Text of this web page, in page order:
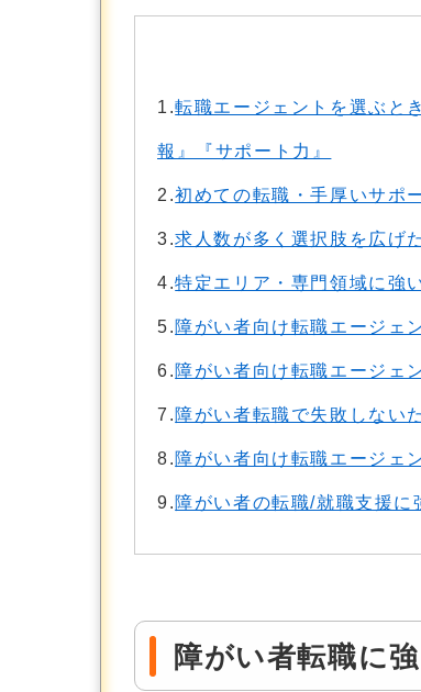
1.転職エージェントを選ぶと
報』『サポート力』
2.初めての転職・手厚いサポ
3.求人数が多く選択肢を広げ
4.特定エリア・専門領域に強
5.障がい者向け転職エージェ
6.障がい者向け転職エージェ
7.障がい者転職で失敗しない
8.障がい者向け転職エージェ
9.障がい者の転職/就職支援に
障がい者転職に